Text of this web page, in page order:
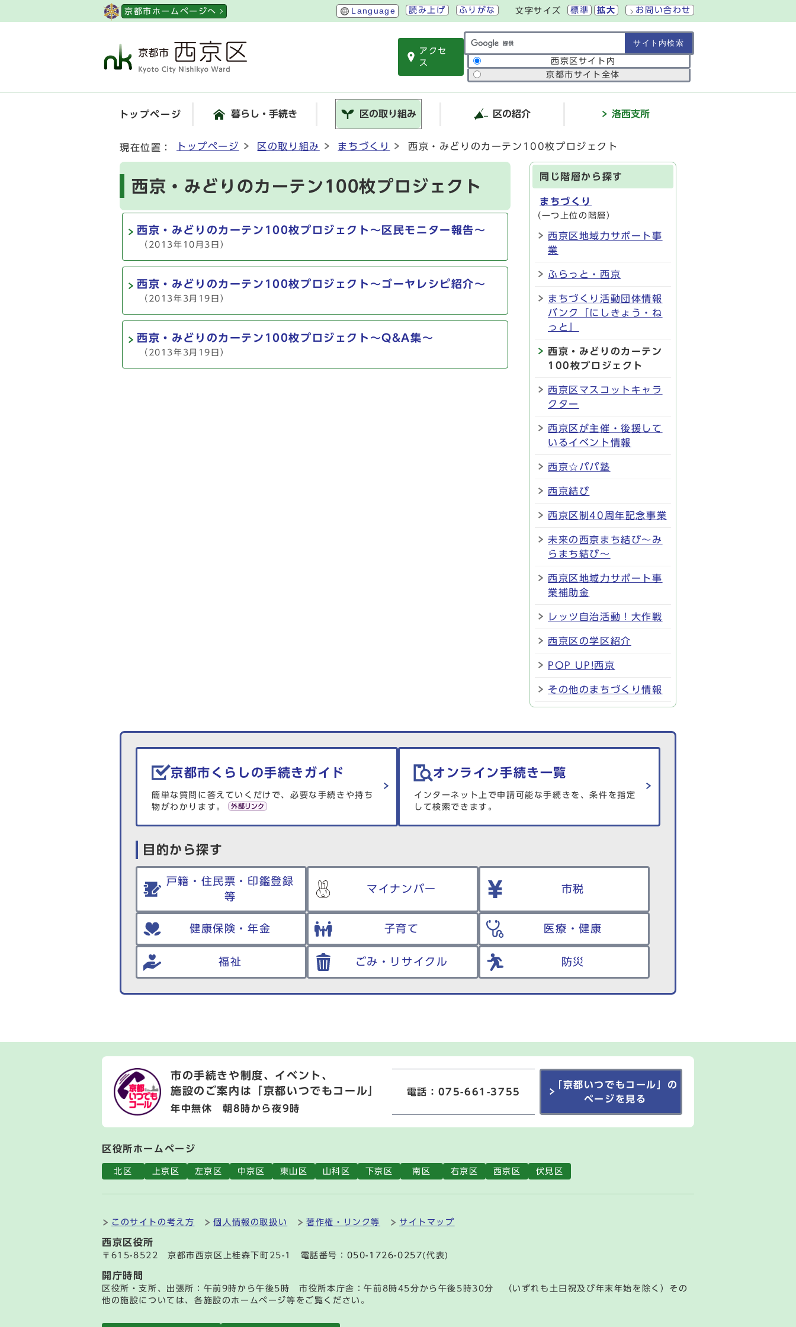
京都市ホームページへ Language 読み上げ ふりがな 文字サイズ 標準 拡大 お問い合わせ
アクセ
ス
サイト内検索の範囲
西京区サイト内
京都市サイト全体
トップページ 暮らし・手続き 区の取り組み 区の紹介 洛西支所
現在位置： トップページ 区の取り組み まちづくり 西京・みどりのカーテン100枚プロジェクト
西京・みどりのカーテン100枚プロジェクト
西京・みどりのカーテン100枚プロジェクト～区民モニター報告～
（2013年10月3日）
西京・みどりのカーテン100枚プロジェクト～ゴーヤレシピ紹介～
（2013年3月19日）
西京・みどりのカーテン100枚プロジェクト～Q&A集～
（2013年3月19日）
同じ階層から探す
まちづくり
（一つ上位の階層）
西京区地域力サポート事
業
ふらっと・西京
まちづくり活動団体情報
バンク「にしきょう・ね
っと」
西京・みどりのカーテン
100枚プロジェクト
西京区マスコットキャラ
クター
西京区が主催・後援して
いるイベント情報
西京☆パパ塾
西京結び
西京区制40周年記念事業
未来の西京まち結び～み
らまち結び～
西京区地域力サポート事
業補助金
レッツ自治活動！大作戦
西京区の学区紹介
POP UP!西京
その他のまちづくり情報
生活情報を探す
京都市くらしの手続きガイド
簡単な質問に答えていくだけで、必要な手続きや持ち
物がわかります。
オンライン手続き一覧
インターネット上で申請可能な手続きを、条件を指定
して検索できます。
目的から探す
戸籍・住民票・印鑑登録
等
マイナンバー 市税
健康保険・年金 子育て 医療・健康
福祉 ごみ・リサイクル 防災
市の手続きや制度、イベント、
施設のご案内は
「京都いつでもコール」
年中無休 朝8時から夜9時
電話：075-661-3755
「京都いつでもコール」の
ページを見る
区役所ホームページ
北区 上京区 左京区 中京区 東山区 山科区 下京区 南区 右京区 西京区 伏見区
このサイトの考え方 個人情報の取扱い 著作権・リンク等 サイトマップ
西京区役所
〒615-8522 京都市西京区上桂森下町25-1 電話番号： 050-1726-0257(代表)
開庁時間
区役所・支所、出張所：午前9時から午後5時 市役所本庁舎：午前8時45分から午後5時30分 （いずれも土日祝及び年末年始を除く）その
他の施設については、各施設のホームページ等をご覧ください。